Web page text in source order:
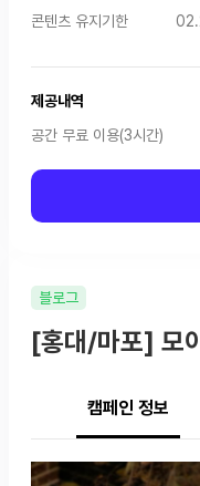
블로그
[홍대/마포] 모
캠페인 정보
콘텐츠 유지기한
제공내역
공간 무료 이용(3시간)